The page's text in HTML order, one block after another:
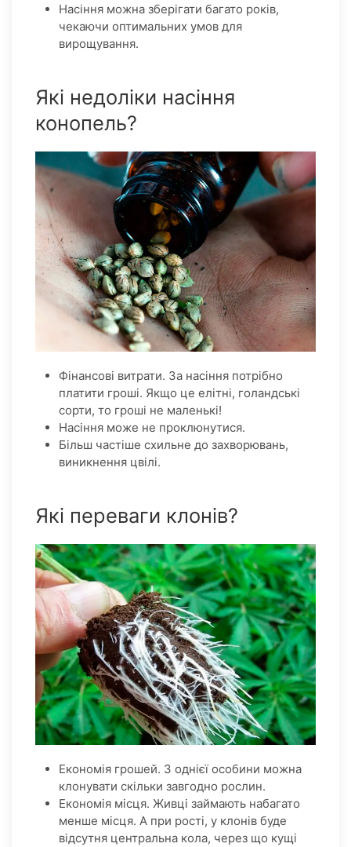
Насіння можна зберігати багато років,
чекаючи оптимальних умов для
вирощування.
Які недоліки насіння
конопель?
Фінансові витрати. За насіння потрібно
платити гроші. Якщо це елітні, голандські
сорти, то гроші не маленькі!
Насіння може не проклюнутися.
Більш частіше схильне до захворювань,
виникнення цвілі.
Які переваги клонів?
Економія грошей. З однієї особини можна
клонувати скільки завгодно рослин.
Економія місця. Живці займають набагато
менше місця. А при рості, у клонів буде
відсутня центральна кола, через що кущі